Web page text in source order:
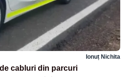
Ionuț Nichita
cabluri din parcuri